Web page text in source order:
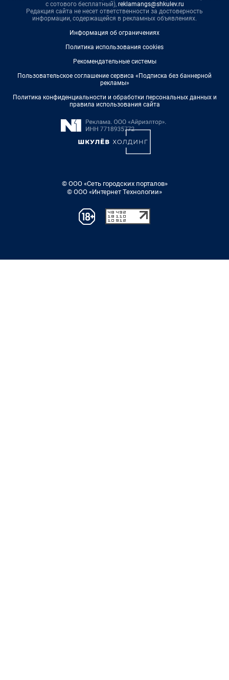
с сотового бесплатный), reklamangs@shkulev.ru
Редакция сайта не несет ответственности за достоверность
информации, содержащейся в рекламных объявлениях.
Информация об ограничениях
Политика использования cookies
Рекомендательные системы
Пользовательское соглашение сервиса «Подписка без баннерной
рекламы»
Политика конфиденциальности и обработки персональных данных и
правила использования сайта
© ООО «Сеть городских порталов»
© ООО «Интернет Технологии»